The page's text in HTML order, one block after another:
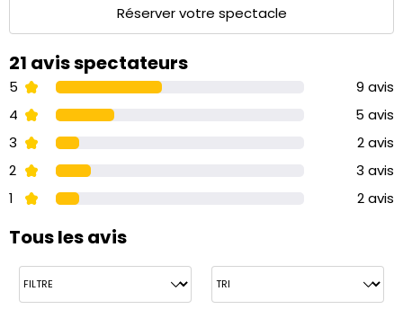
Réserver votre spectacle
21 avis spectateurs
5
9 avis
4
5 avis
3
2 avis
2
3 avis
1
2 avis
Tous les avis